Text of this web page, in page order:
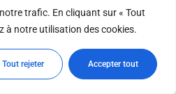
trafic. En cliquant sur « Tout
à notre utilisation des cookies.
Tout rejeter Accepter tout
de la Chemiserie
des Marais, avec à la
osciller entre 200 et 500